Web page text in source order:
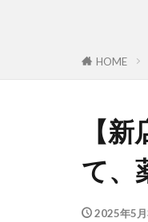
HOME
【
て、
2025年5